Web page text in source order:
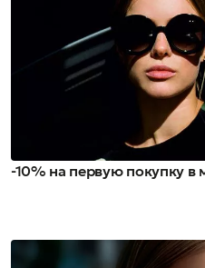
-10% на первую покупку